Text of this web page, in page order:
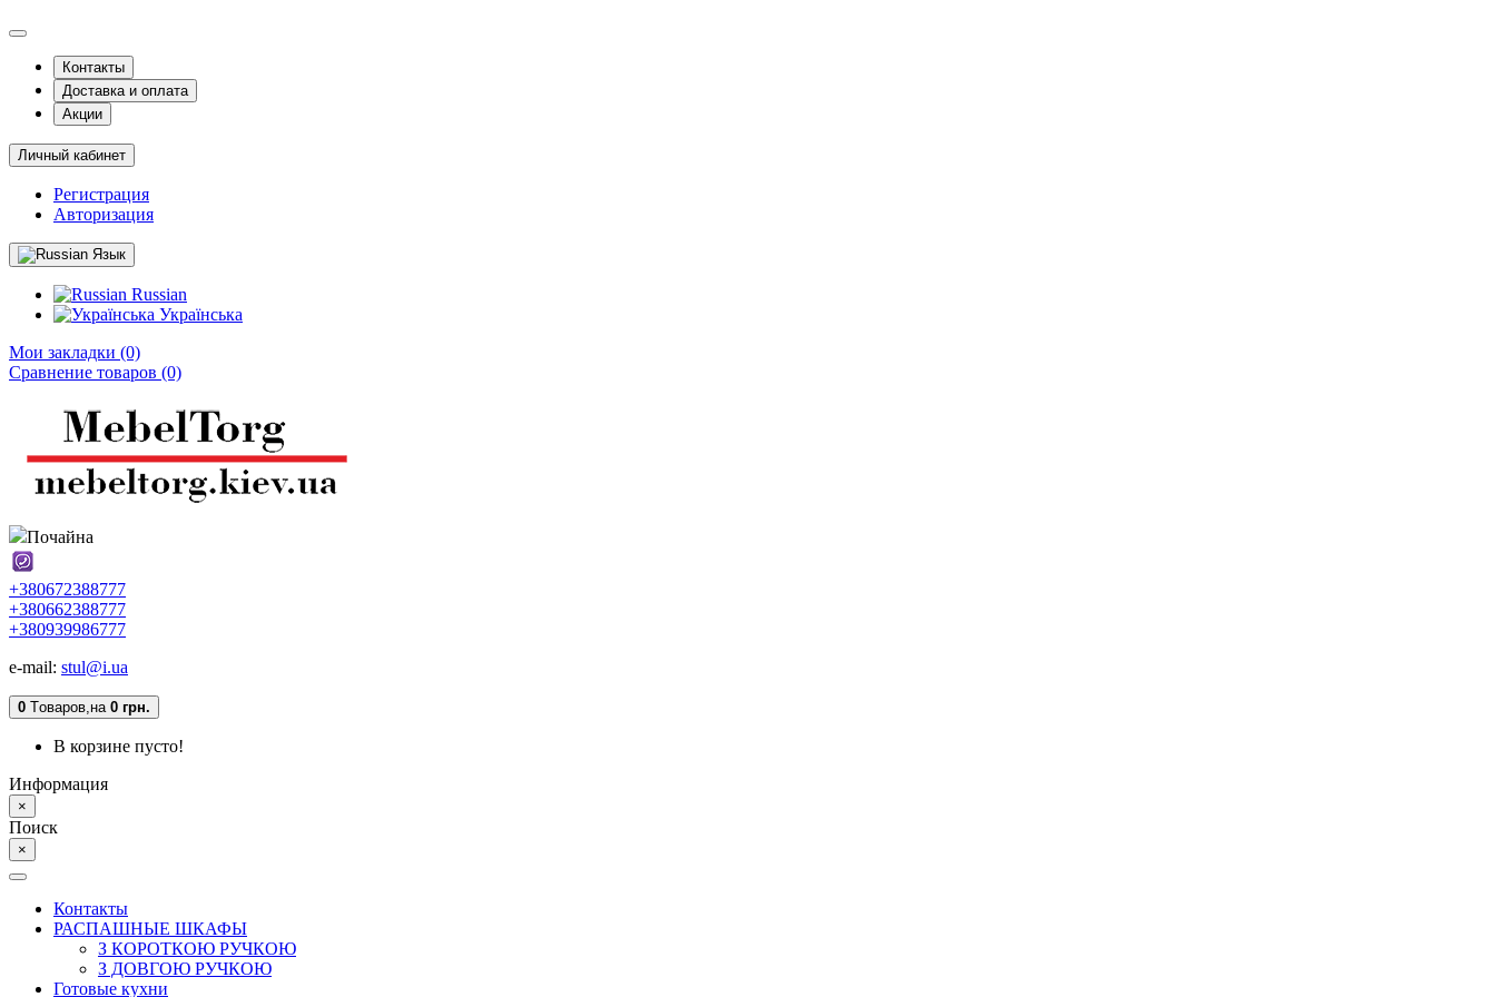
Контакты
Доставка и оплата
Акции
Личный кабинет
Регистрация
Авторизация
Язык
Russian
Українська
Мои закладки (0)
Сравнение товаров (0)
Почайна
+380672388777
+380662388777
+380939986777
e-mail: stul@i.ua
0 Tоваров,на 0 грн.
В корзине пусто!
Информация
×
Поиск
×
Контакты
РАСПАШНЫЕ ШКАФЫ
З КОРОТКОЮ РУЧКОЮ
З ДОВГОЮ РУЧКОЮ
Готовые кухни